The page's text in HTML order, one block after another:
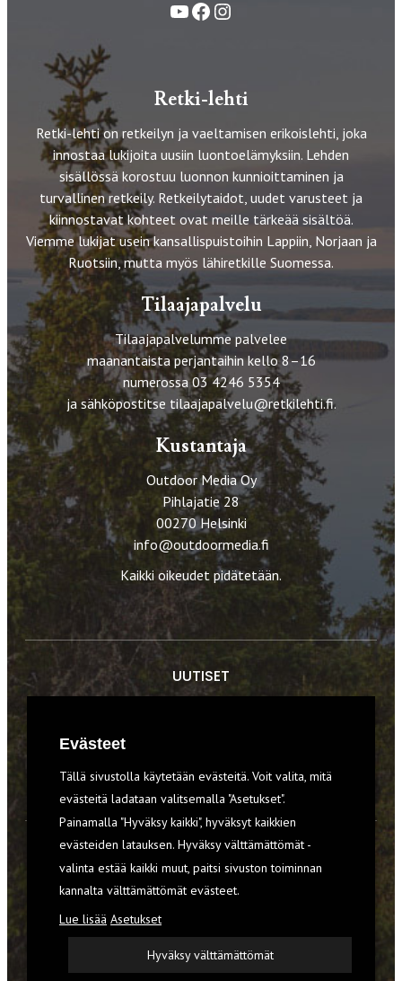
YouTube
FacebookInstagram
Retki-lehti
Retki-lehti on retkeilyn ja vaeltamisen erikoislehti, joka
innostaa lukijoita uusiin luontoelämyksiin. Lehden
sisällössä korostuu luonnon kunnioittaminen ja
turvallinen retkeily. Retkeilytaidot, uudet varusteet ja
kiinnostavat kohteet ovat meille tärkeää sisältöä.
Viemme lukijat usein kansallispuistoihin Lappiin, Norjaan ja
Ruotsiin, mutta myös lähiretkille Suomessa.
Tilaajapalvelu
Tilaajapalvelumme palvelee
maanantaista perjantaihin kello 8–16
numerossa 03 4246 5354
ja sähköpostitse tilaajapalvelu@retkilehti.fi.
Kustantaja
Outdoor Media Oy
Pihlajatie 28
00270 Helsinki
info@outdoormedia.fi
Kaikki oikeudet pidätetään.
UUTISET
VARUSTEET
TILAA RETKI-LEHTI
YHTEYSTIEDOT
REKISTERISELOSTE
EVÄSTEET
Evästeet
Tällä sivustolla käytetään evästeitä. Voit valita, mitä
evästeitä ladataan valitsemalla "Asetukset".
Painamalla "Hyväksy kaikki", hyväksyt kaikkien
evästeiden latauksen. Hyväksy välttämättömät -
valinta estää kaikki muut, paitsi sivuston toiminnan
kannalta välttämättömät evästeet.
Lue lisää Asetukset
Hyväksy välttämättömät